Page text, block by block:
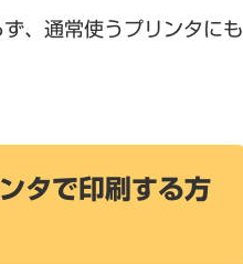
、通常使うプリンタにも
タで印刷する方